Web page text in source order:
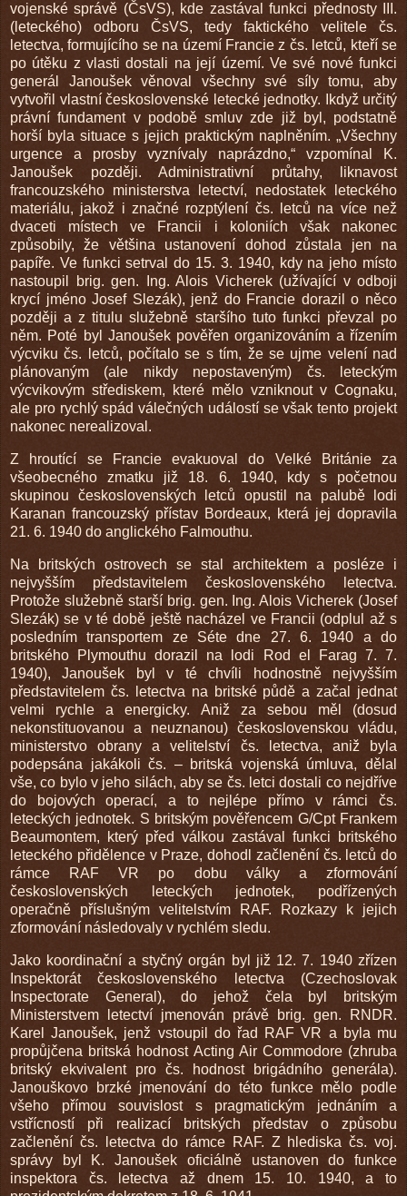
vojenské správě (ČsVS), kde zastával funkci přednosty III.
(leteckého) odboru ČsVS, tedy faktického velitele čs.
letectva, formujícího se na území Francie z čs. letců, kteří se
po útěku z vlasti dostali na její území. Ve své nové funkci
generál Janoušek věnoval všechny své síly tomu, aby
vytvořil vlastní československé letecké jednotky. Ikdyž určitý
právní fundament v podobě smluv zde již byl, podstatně
horší byla situace s jejich praktickým naplněním. „Všechny
urgence a prosby vyznívaly naprázdno,“ vzpomínal K.
Janoušek později. Administrativní průtahy, liknavost
francouzského ministerstva letectví, nedostatek leteckého
materiálu, jakož i značné rozptýlení čs. letců na více než
dvaceti místech ve Francii i koloniích však nakonec
způsobily, že většina ustanovení dohod zůstala jen na
papíře. Ve funkci setrval do 15. 3. 1940, kdy na jeho místo
nastoupil brig. gen. Ing. Alois Vicherek (užívající v odboji
krycí jméno Josef Slezák), jenž do Francie dorazil o něco
později a z titulu služebně staršího tuto funkci převzal po
něm. Poté byl Janoušek pověřen organizováním a řízením
výcviku čs. letců, počítalo se s tím, že se ujme velení nad
plánovaným (ale nikdy nepostaveným) čs. leteckým
výcvikovým střediskem, které mělo vzniknout v Cognaku,
ale pro rychlý spád válečných událostí se však tento projekt
nakonec nerealizoval.
Z hroutící se Francie evakuoval do Velké Británie za
všeobecného zmatku již 18. 6. 1940, kdy s početnou
skupinou československých letců opustil na palubě lodi
Karanan francouzský přístav Bordeaux, která jej dopravila
21. 6. 1940 do anglického Falmouthu.
Na britských ostrovech se stal architektem a posléze i
nejvyšším představitelem československého letectva.
Protože služebně starší brig. gen. Ing. Alois Vicherek (Josef
Slezák) se v té době ještě nacházel ve Francii (odplul až s
posledním transportem ze Séte dne 27. 6. 1940 a do
britského Plymouthu dorazil na lodi Rod el Farag 7. 7.
1940), Janoušek byl v té chvíli hodnostně nejvyšším
představitelem čs. letectva na britské půdě a začal jednat
velmi rychle a energicky. Aniž za sebou měl (dosud
nekonstituovanou a neuznanou) československou vládu,
ministerstvo obrany a velitelství čs. letectva, aniž byla
podepsána jakákoli čs. – britská vojenská úmluva, dělal
vše, co bylo v jeho silách, aby se čs. letci dostali co nejdříve
do bojových operací, a to nejlépe přímo v rámci čs.
leteckých jednotek. S britským pověřencem G/Cpt Frankem
Beaumontem, který před válkou zastával funkci britského
leteckého přidělence v Praze, dohodl začlenění čs. letců do
rámce RAF VR po dobu války a zformování
československých leteckých jednotek, podřízených
operačně příslušným velitelstvím RAF. Rozkazy k jejich
zformování následovaly v rychlém sledu.
Jako koordinační a styčný orgán byl již 12. 7. 1940 zřízen
Inspektorát československého letectva (Czechoslovak
Inspectorate General), do jehož čela byl britským
Ministerstvem letectví jmenován právě brig. gen. RNDR.
Karel Janoušek, jenž vstoupil do řad RAF VR a byla mu
propůjčena britská hodnost Acting Air Commodore (zhruba
britský ekvivalent pro čs. hodnost brigádního generála).
Janouškovo brzké jmenování do této funkce mělo podle
všeho přímou souvislost s pragmatickým jednáním a
vstřícností při realizací britských představ o způsobu
začlenění čs. letectva do rámce RAF. Z hlediska čs. voj.
správy byl K. Janoušek oficiálně ustanoven do funkce
inspektora čs. letectva až dnem 15. 10. 1940, a to